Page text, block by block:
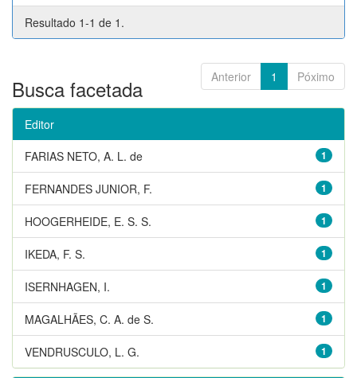
Resultado 1-1 de 1.
Anterior 1 Póximo
Busca facetada
Editor
1
FARIAS NETO, A. L. de
1
FERNANDES JUNIOR, F.
1
HOOGERHEIDE, E. S. S.
1
IKEDA, F. S.
1
ISERNHAGEN, I.
1
MAGALHÃES, C. A. de S.
1
VENDRUSCULO, L. G.